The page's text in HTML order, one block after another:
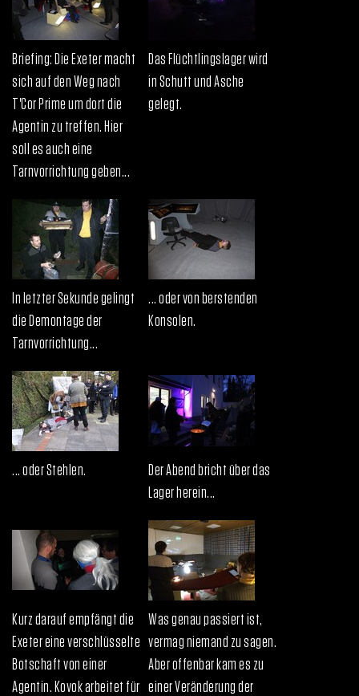
Briefing: Die Exeter macht
sich auf den Weg nach
T'Cor Prime um dort die
Agentin zu treffen. Hier
soll es auch eine
Tarnvorrichtung geben...
Das Flüchtlingslager wird
in Schutt und Asche
gelegt.
In letzter Sekunde gelingt
die Demontage der
Tarnvorrichtung...
... oder von berstenden
Konsolen.
... oder Stehlen.
Der Abend bricht über das
Lager herein...
Kurz darauf empfängt die
Exeter eine verschlüsselte
Botschaft von einer
Agentin. Kovok arbeitet für
Was genau passiert ist,
vermag niemand zu sagen.
Aber offenbar kam es zu
einer Veränderung der